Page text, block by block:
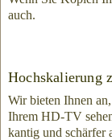
auch.
Hochskalierung
Wir bieten Ihnen
Ihrem HD-TV
kantig und schärfer